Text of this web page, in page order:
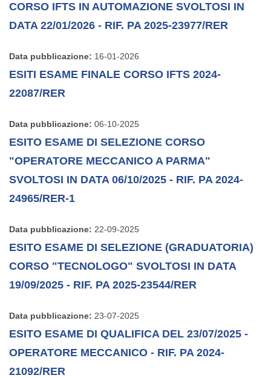
CORSO IFTS IN AUTOMAZIONE SVOLTOSI IN
DATA 22/01/2026 - RIF. PA 2025-23977/RER
Data pubblicazione: 16-01-2026
ESITI ESAME FINALE CORSO IFTS 2024-
22087/RER
Data pubblicazione: 06-10-2025
ESITO ESAME DI SELEZIONE CORSO
"OPERATORE MECCANICO A PARMA"
SVOLTOSI IN DATA 06/10/2025 - RIF. PA 2024-
24965/RER-1
Data pubblicazione: 22-09-2025
ESITO ESAME DI SELEZIONE (GRADUATORIA)
CORSO "TECNOLOGO" SVOLTOSI IN DATA
19/09/2025 - RIF. PA 2025-23544/RER
Data pubblicazione: 23-07-2025
ESITO ESAME DI QUALIFICA DEL 23/07/2025 -
OPERATORE MECCANICO - RIF. PA 2024-
21092/RER